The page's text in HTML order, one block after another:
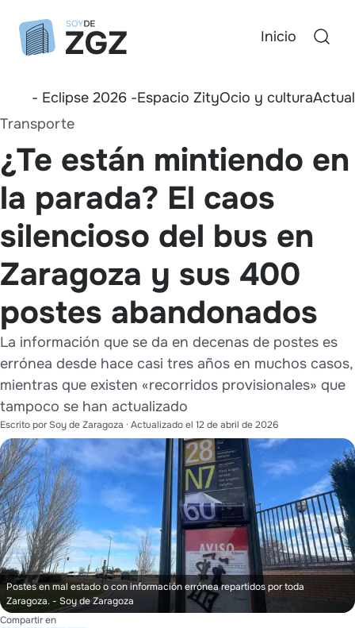
Inicio
- Eclipse 2026 -Espacio ZityOcio y cultura
Transporte
¿Te están mintiendo en
la parada? El caos
silencioso del bus en
Zaragoza y sus 400
postes abandonados
La información que se da en decenas de postes es
errónea desde hace casi tres años en muchos casos,
mientras que existen «recorridos provisionales» que
tampoco se han actualizado
Escrito porSoy de Zaragoza · Actualizado el 12 de abril de 2026
Postes en mal estado o con información errónea repartidos por toda
Zaragoza. - Soy de Zaragoza
Compartir en